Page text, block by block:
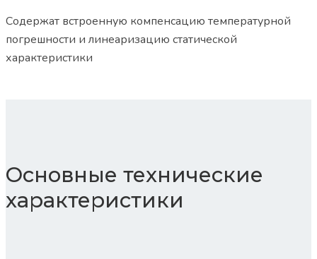
Содержат встроенную компенсацию температурной
погрешности и линеаризацию статической
характеристики
Основные технические
характеристики